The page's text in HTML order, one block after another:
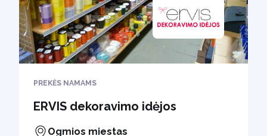
PREKĖS NAMAMS
ERVIS dekoravimo idėjos
Ogmios miestas